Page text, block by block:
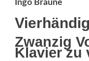
Ingo Braune
Zwanzig
Klavier zu